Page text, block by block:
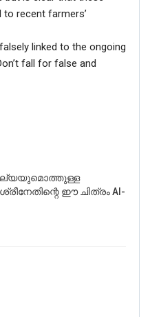
recent farmers’
linked to the ongoing
fall for false and
ഈ ചിത്രം AI-